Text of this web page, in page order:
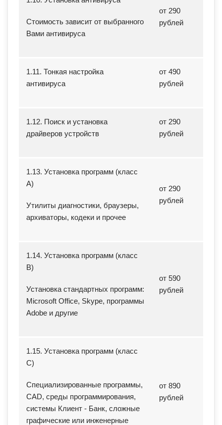
Стоимость зависит от выбранного
Вами антивируса
от 290
рублей
1.11. Тонкая настройка
антивируса
от 490
рублей
1.12. Поиск и установка
драйверов устройств
от 290
рублей
1.13. Установка программ (класс
А)
Утилиты диагностики, браузеры,
архиваторы, кодеки и прочее
от 290
рублей
1.14. Установка программ (класс
B)
Установка стандартных программ:
Microsoft Office, Skype, программы
Adobe и другие
от 590
рублей
1.15. Установка программ (класс
C)
Специализированные программы,
CAD, среды программирования,
системы Клиент - Банк, сложные
графические или инженерные
от 890
рублей